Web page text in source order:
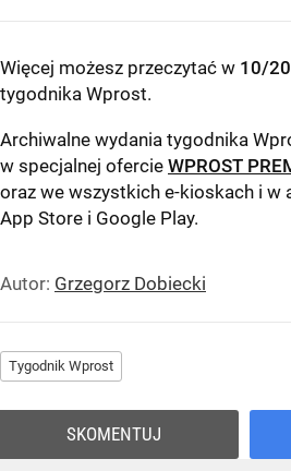
Więcej możesz przeczytać w 10/
tygodnika Wprost.
Archiwalne wydania tygodnika
w specjalnej ofercie WPROST
oraz we wszystkich e-kioskach i w
App Store i Google Play.
Autor: Grzegorz Dobiecki
Tygodnik Wprost
SKOMENTUJ